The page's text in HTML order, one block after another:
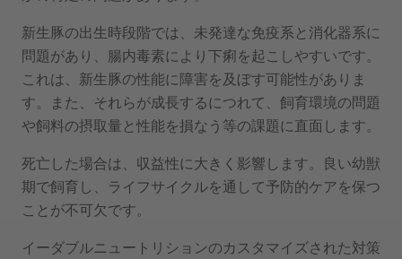
新生豚の出生時段階では、未発達な免疫系と消化器系に
問題があり、腸内毒素により下痢を起こしやすいです。
これは、新生豚の性能に障害を及ぼす可能性がありま
す。また、それらが成長するにつれて、飼育環境の問題
や飼料の摂取量と性能を損なう等の課題に直面します。
死亡した場合は、収益性に大きく影響します。良い幼獣
期で飼育し、ライフサイクルを通して予防的ケアを保つ
ことが不可欠です。
イーダブルニュートリションのカスタマイズされた対策